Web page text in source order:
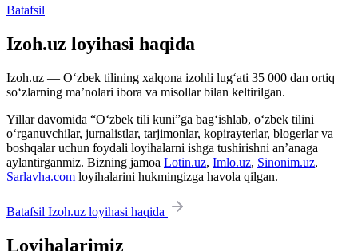
Batafsil
Izoh.uz loyihasi haqida
Izoh.uz — O‘zbek tilining xalqona izohli lug‘ati 35 000 dan ortiq
so‘zlarning ma’nolari ibora va misollar bilan keltirilgan.
Yillar davomida “O‘zbek tili kuni”ga bag‘ishlab, o‘zbek tilini
o‘rganuvchilar, jurnalistlar, tarjimonlar, kopirayterlar, blogerlar va
boshqalar uchun foydali loyihalarni ishga tushirishni an’anaga
aylantirganmiz. Bizning jamoa Lotin.uz, Imlo.uz, Sinonim.uz,
Sarlavha.com loyihalarini hukmingizga havola qilgan.
Batafsil Izoh.uz loyihasi haqida
Loyihalarimiz